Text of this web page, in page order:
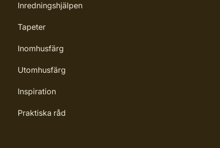
Inredningshjälpen
Tapeter
Inomhusfärg
Utomhusfärg
Inspiration
Praktiska råd